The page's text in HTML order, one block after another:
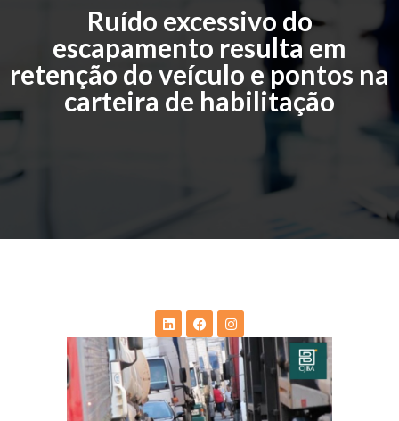
Ruído excessivo do
escapamento resulta em
retenção do veículo e pontos na
carteira de habilitação